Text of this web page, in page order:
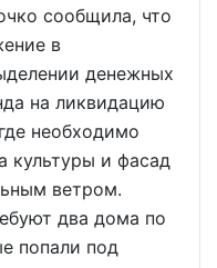
сообщила, что
в
денежных
на ликвидацию
необходимо
культуры и фасад
ветром.
два дома по
попали под